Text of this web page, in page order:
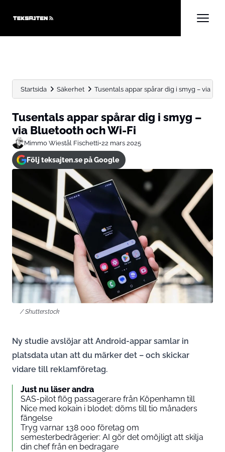
Startsida Säkerhet Tusentals appar spårar dig i smyg – via
Tusentals appar spårar dig i smyg –
via Bluetooth och Wi-Fi
Mimmo Wiestål Fischetti•22 mars 2025
Följ teksajten.se på Google
/ Shutterstock
Ny studie avslöjar att Android-appar samlar in
platsdata utan att du märker det – och skickar
vidare till reklamföretag.
Just nu läser andra
SAS-pilot flög passagerare från Köpenhamn till
Nice med kokain i blodet: döms till tio månaders
fängelse
Tryg varnar 138 000 företag om
semesterbedrägerier: AI gör det omöjligt att skilja
din chef från en bedragare